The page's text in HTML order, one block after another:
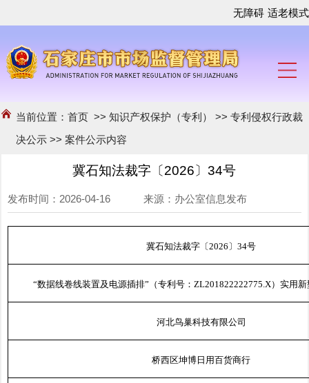
无障碍 适老模式
当前位置：首页 >>知识产权保护（专利） >>专利侵权行政裁
决公示 >>案件公示内容
冀石知法裁字〔2026〕34号
发布时间：2026-04-16 来源：办公室信息发布
冀石知法裁字〔2026〕34号
“数据线卷线装置及电源插排”（专利号：ZL201822222775.X）实用
河北鸟巢科技有限公司
桥西区坤博日用百货商行